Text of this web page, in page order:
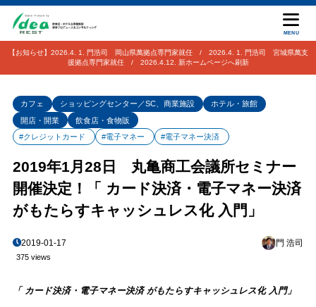
MENU
【お知らせ】2026.4. 1. 門浩司 岡山県萬拠点専門家就任 / 2026.4. 1. 門浩司 宮城県萬支
援拠点専門家就任 / 2026.4.12. 新ホームページへ刷新
カフェ ショッピングセンター／SC、商業施設
ホテル・旅館
開店・開業
飲食店・食物販
#クレジットカード
#電子マネー #電子マネー決済
2019年1月28日 丸亀商工会議所セミナー
開催決定！「 カード決済・電子マネー決済
がもたらすキャッシュレス化 入門」
2019-01-17 門 浩司
375 views
「 カード決済・電子マネー決済 がもたらすキャッシュレス化 入門」